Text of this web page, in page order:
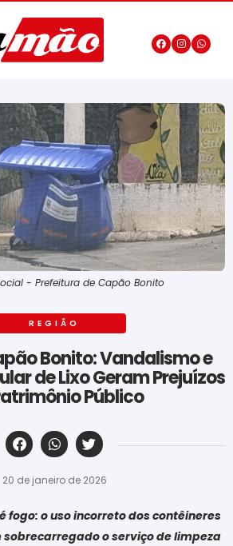
- Prefeitura de Capão Bonito
REGIÃO
Bonito: Vandalismo e
de Lixo Geram Prejuízos
Público
‎ ‎ ‎ ‎ ‎ ‎ ‎ ‎ ‎ ‎ ‎ ‎ ‎ ‎ ‎ ‎ ‎ ‎ ‎ ‎ ‎ ‎ ‎ ‎ ‎ ‎ ‎ ‎ ‎ ‎ ‎
20 de janeiro de 2026
fogo: o uso incorreto dos contêineres
o serviço de limpeza